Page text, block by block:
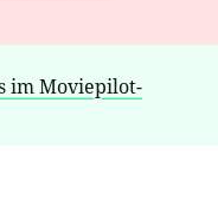
im Moviepilot-